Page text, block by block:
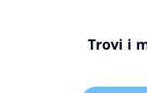
Trovi i